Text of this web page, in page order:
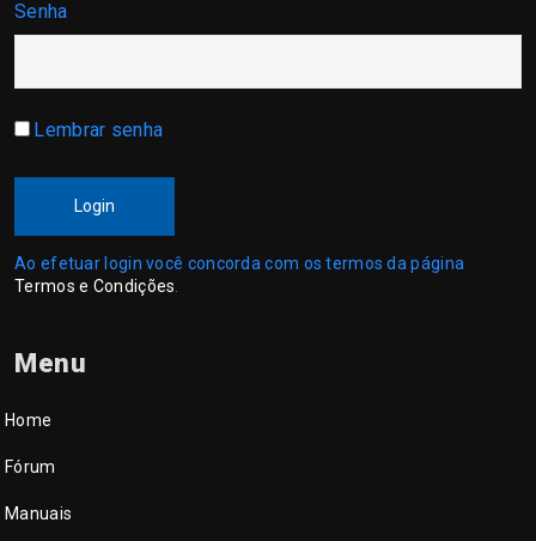
Senha
Lembrar senha
Login
Ao efetuar login você concorda com os termos da página
Termos e Condições
Menu
Home
Fórum
Manuais